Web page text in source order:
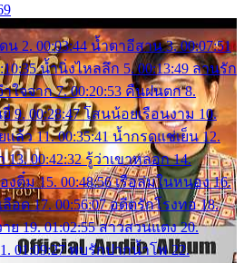
น 2. 00:03:44 น้ำตาอีสาน 3. 00:07:51
น้ำนิ่งไหลลึก 5. 00:13:49 ลานรัก
ำใจจาก 7. 00:20:53 คืนฝนตก 8.
9. 00:28:47 โสนน้อยเรือนงาม 10.
ล้ว 11. 00:35:41 น้ำกรดแช่เย็น 12.
13. 00:42:32 รู้ว่าเขาหลอก 14.
งติ๋ม 15. 00:48:56 เรือล่มในหนอง 16.
อด 17. 00:56:07 อดีตรักโรงทอ 18.
ย 19. 01:02:55 สาวสวนแตง 20.
01:09:27 พบรักปากน้ำโพ 22.